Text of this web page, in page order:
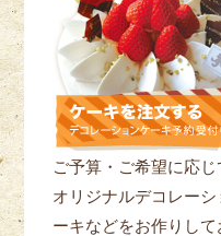
ご予算・ご希望に応じ
オリジナルデコレー
ーキなどをお作りして